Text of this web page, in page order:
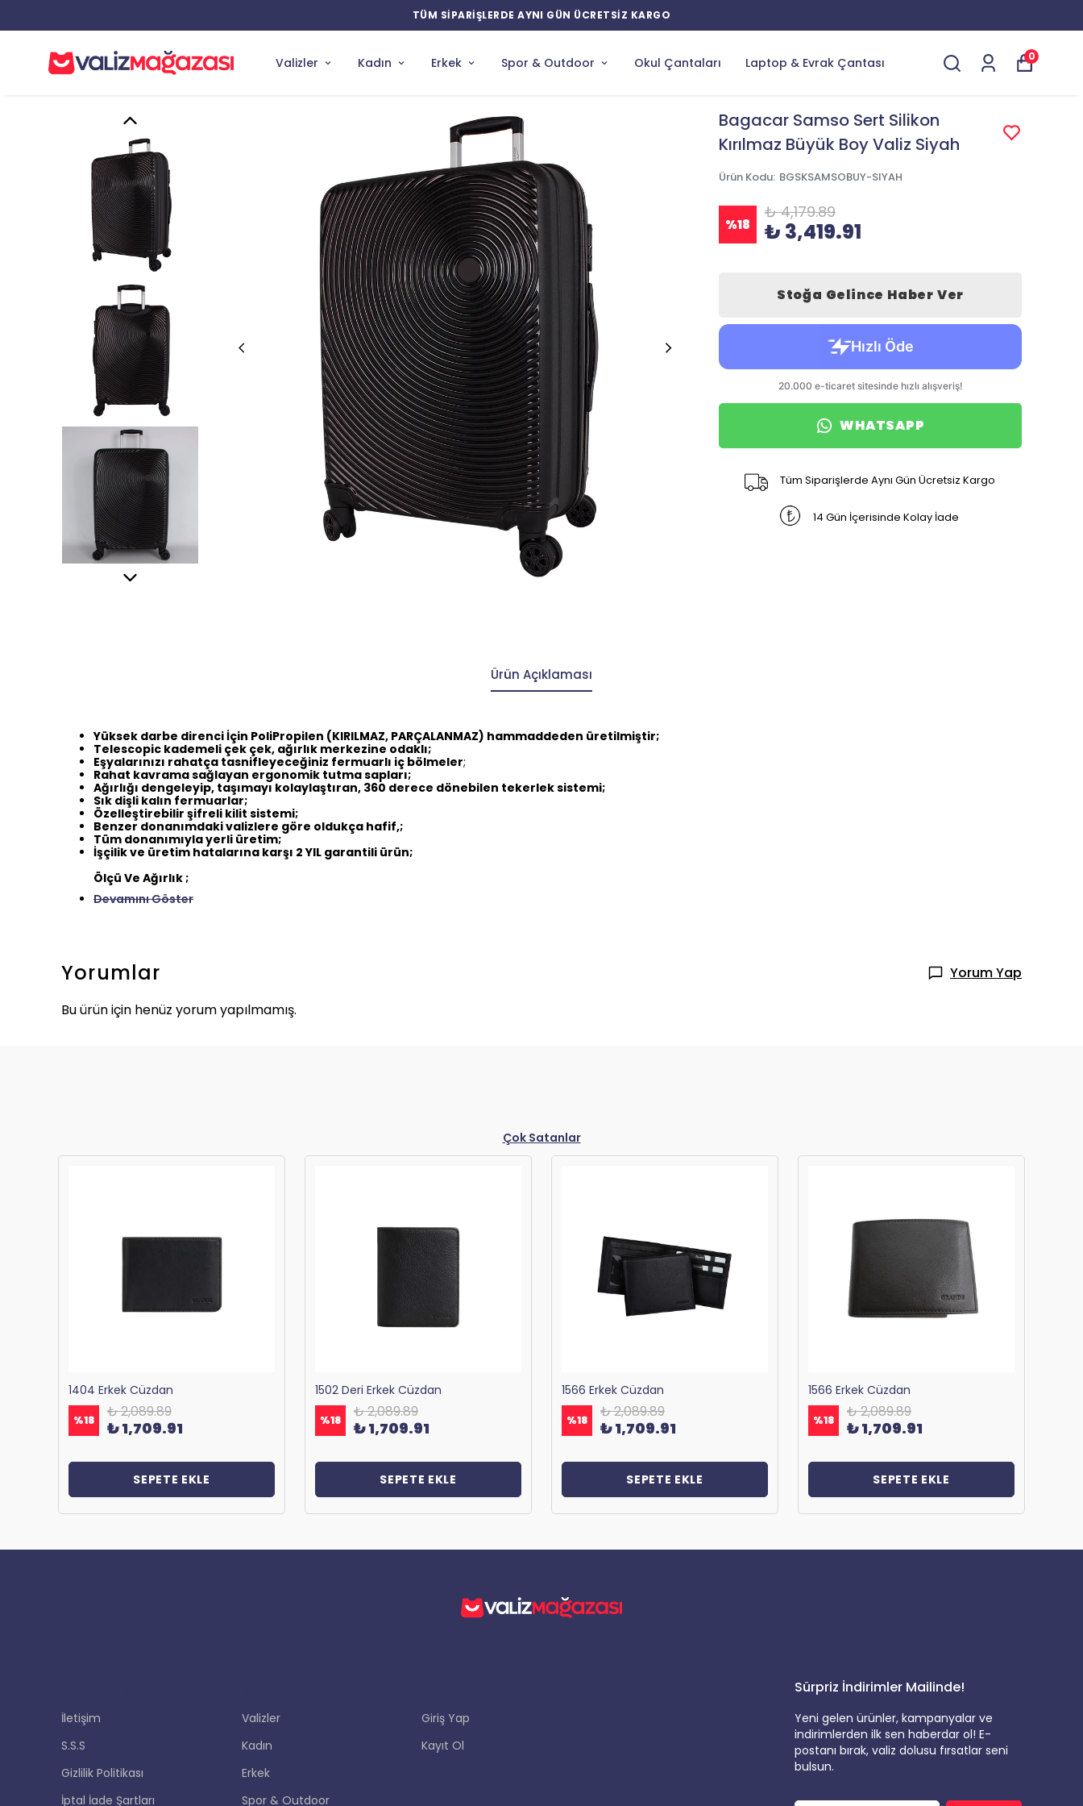
Valizler Kadın Erkek Spor & Outdoor Okul Çantaları Laptop & Evrak Çantası 0
Bagacar Samso Sert Silikon
Kırılmaz Büyük Boy Valiz Siyah
Ürün Kodu: BGSKSAMSOBUY-SIYAH
%18
₺ 4,179.89
₺ 3,419.91
Stoğa Gelince Haber Ver
WHATSAPP
Tüm Siparişlerde Aynı Gün Ücretsiz Kargo
14 Gün İçerisinde Kolay İade
Ürün Açıklaması
Yüksek darbe direnci İçin PoliPropilen (KIRILMAZ, PARÇALANMAZ) hammaddeden üretilmiştir;
Telescopic kademeli çek çek, ağırlık merkezine odaklı;
Eşyalarınızı rahatça tasnifleyeceğiniz fermuarlı iç bölmeler;
Rahat kavrama sağlayan ergonomik tutma sapları;
Ağırlığı dengeleyip, taşımayı kolaylaştıran, 360 derece dönebilen tekerlek sistemi;
Sık dişli kalın fermuarlar;
Özelleştirebilir şifreli kilit sistemi;
Benzer donanımdaki valizlere göre oldukça hafif,;
Tüm donanımıyla yerli üretim;
İşçilik ve üretim hatalarına karşı 2 YIL garantili ürün;
Ölçü Ve Ağırlık ;
Devamını Göster
Yorumlar
Yorum Yap
Bu ürün için henüz yorum yapılmamış.
Çok Satanlar
1404 Erkek Cüzdan
%18 ₺ 2,089.89
₺ 1,709.91
SEPETE EKLE
1502 Deri Erkek Cüzdan
%18 ₺ 2,089.89
₺ 1,709.91
SEPETE EKLE
1566 Erkek Cüzdan
%18 ₺ 2,089.89
₺ 1,709.91
SEPETE EKLE
1566 Erkek Cüzdan
%18 ₺ 2,089.89
₺ 1,709.91
SEPETE EKLE
İletişim
S.S.S
Gizlilik Politikası
İptal İade Şartları
Valizler
Kadın
Erkek
Spor & Outdoor
Giriş Yap
Kayıt Ol
Sürpriz İndirimler Mailinde!
Yeni gelen ürünler, kampanyalar ve
indirimlerden ilk sen haberdar ol! E-
postanı bırak, valiz dolusu fırsatlar seni
bulsun.